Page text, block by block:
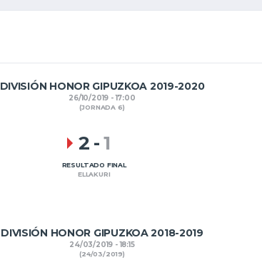
DIVISIÓN HONOR GIPUZKOA 2019-2020
26/10/2019 - 17:00
(JORNADA 6)
2 -1
RESULTADO FINAL
ELLAKURI
DIVISIÓN HONOR GIPUZKOA 2018-2019
24/03/2019 - 18:15
(24/03/2019)